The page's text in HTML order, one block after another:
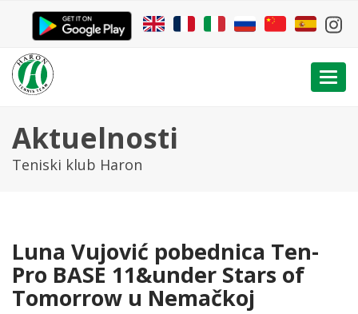
Aktuelnosti
Teniski klub Haron
Luna Vujović pobednica Ten-
Pro BASE 11&under Stars of
Tomorrow u Nemačkoj